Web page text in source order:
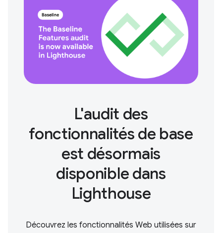
L'audit des
fonctionnalités de base
est désormais
disponible dans
Lighthouse
Découvrez les fonctionnalités Web utilisées sur